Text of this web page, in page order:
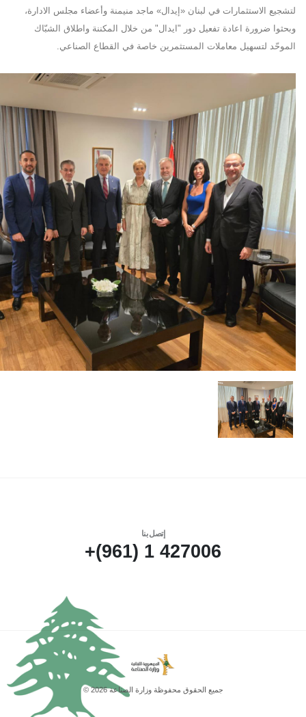
لتشجيع الاستثمارات في لبنان «إيدال» ماجد منيمنة وأعضاء مجلس الادارة،
وبحثوا ضرورة اعادة تفعيل دور "ايدال" من خلال المكننة واطلاق الشبّاك
الموحّد لتسهيل معاملات المستثمرين خاصة في القطاع الصناعي.
إتصل بنا
427006 1 (961)+
جميع الحقوق محفوظة وزارة الصناعة 2026 ©